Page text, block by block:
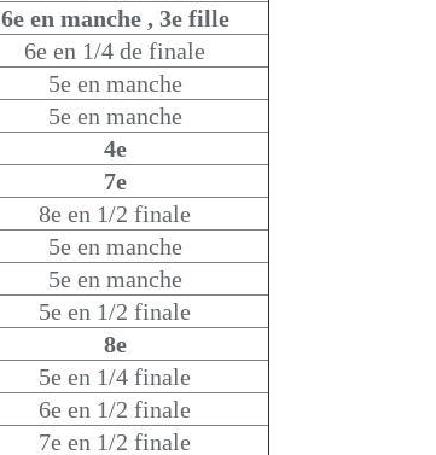
6e en manche , 3e fille
6e en 1/4 de finale
5e en manche
5e en manche
4e
7e
8e en 1/2 finale
5e en manche
5e en manche
5e en 1/2 finale
8e
5e en 1/4 finale
6e en 1/2 finale
7e en 1/2 finale